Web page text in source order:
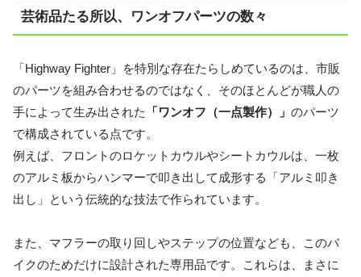
芸術品たる所以、ワンオフパーツの数々
「Highway Fighter」を特別な存在たらしめているのは、市販
のパーツを組み合わせるのではなく、そのほとんどが職人の
手によって生み出された
「ワンオフ（一点製作）」 のパーツ
で構成されている点です。
例えば、フロントのロケットカウルやシートカウルは、一枚
のアルミ板からハンマーで叩き出して成形する「アルミ叩き
出し」という伝統的な技法で作られています。
また、マフラーの取り回しやステップの位置なども、このバ
イクのためだけに設計された専用品です。これらは、まさに